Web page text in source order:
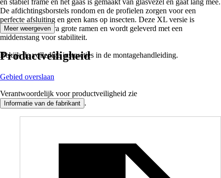
en stabiel frame en het gaas is gemaakt van glasvezel en gaat lang mee.
De afdichtingsborstels rondom en de profielen zorgen voor een
perfecte afsluiting en geen kans op insecten. Deze XL versie is
geschikt voor extra grote ramen en wordt geleverd met een
middenstang voor stabiliteit.
Bekijk de volledige instructies in de montagehandleiding.
Meer weergeven
Productveiligheid
Gebied overslaan
Verantwoordelijk voor productveiligheid zie
Informatie van de fabrikant .